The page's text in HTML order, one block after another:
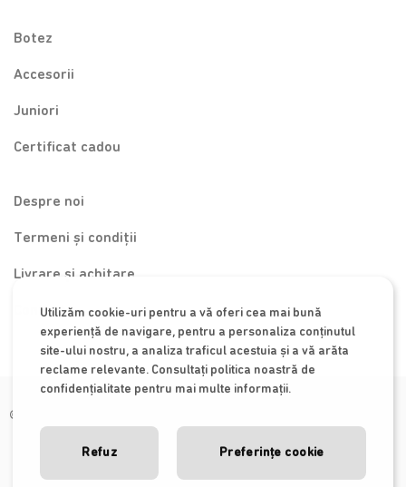
Botez
Accesorii
Juniori
Certificat cadou
Despre noi
Termeni și condiții
Livrare și achitare
Contact
© 2026 Special Baby
Utilizăm cookie-uri pentru a vă oferi cea mai bună
experiență de navigare, pentru a personaliza conținutul
site-ului nostru, a analiza traficul acestuia și a vă arăta
reclame relevante. Consultați politica noastră de
confidențialitate pentru mai multe informații.
Preferințe cookie
Refuz